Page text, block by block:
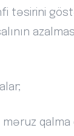
təsirini
qalma